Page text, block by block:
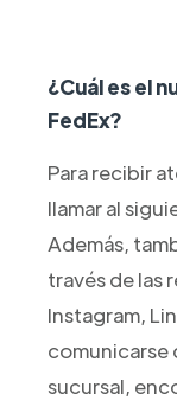
¿Cuál es el
FedEx?
Para recibir
llamar al
Además,
través de las
Instagram,
comunicarse
sucursal,